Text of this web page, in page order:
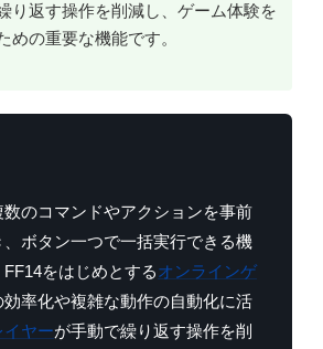
り返す操作を削減し、ゲーム体験を
めの重要な機能です。
数のコマンドやアクションを事前
ボタン一つで一括実行できる機
をはじめとするオンラインゲ
効率化や複雑な動作の自動化に活
イヤーが手動で繰り返す操作を削